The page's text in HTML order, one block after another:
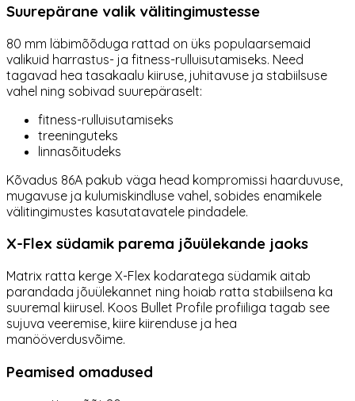
Suurepärane valik välitingimustesse
80 mm läbimõõduga rattad on üks populaarsemaid
valikuid harrastus- ja fitness-rulluisutamiseks. Need
tagavad hea tasakaalu kiiruse, juhitavuse ja stabiilsuse
vahel ning sobivad suurepäraselt:
fitness-rulluisutamiseks
treeninguteks
linnasõitudeks
Kõvadus 86A pakub väga head kompromissi haarduvuse,
mugavuse ja kulumiskindluse vahel, sobides enamikele
välitingimustes kasutatavatele pindadele.
X-Flex südamik parema jõuülekande jaoks
Matrix ratta kerge X-Flex kodaratega südamik aitab
parandada jõuülekannet ning hoiab ratta stabiilsena ka
suuremal kiirusel. Koos Bullet Profile profiiliga tagab see
sujuva veeremise, kiire kiirenduse ja hea
manööverdusvõime.
Peamised omadused